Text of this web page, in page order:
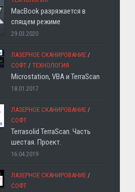
MacBook разряжается в
спящем режиме
29.03.2020
ЛАЗЕРНОЕ СКАНИРОВАНИЕ /
СОФТ / ТЕХНОЛОГИЯ
Microstation, VBA и TerraScan
18.01.2017
ЛАЗЕРНОЕ СКАНИРОВАНИЕ /
СОФТ
Terrasolid TerraScan. Часть
шестая. Проект.
16.04.2019
ЛАЗЕРНОЕ СКАНИРОВАНИЕ /
СОФТ